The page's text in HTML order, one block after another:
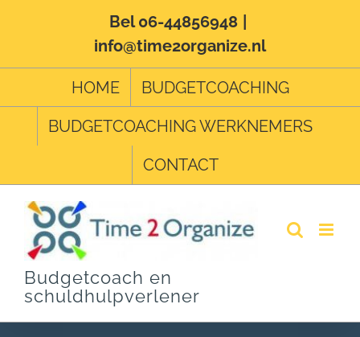
Bel 06-44856948
info@time2organize.nl
HOME
BUDGETCOACHING
BUDGETCOACHING WERKNEMERS
CONTACT
Budgetcoach en
schuldhulpverlener